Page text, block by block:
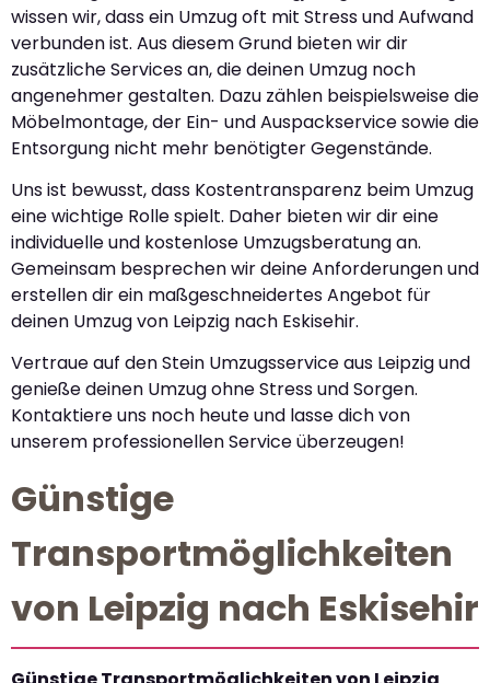
wissen wir, dass ein Umzug oft mit Stress und Aufwand
verbunden ist. Aus diesem Grund bieten wir dir
zusätzliche Services an, die deinen Umzug noch
angenehmer gestalten. Dazu zählen beispielsweise die
Möbelmontage, der Ein- und Auspackservice sowie die
Entsorgung nicht mehr benötigter Gegenstände.
Uns ist bewusst, dass Kostentransparenz beim Umzug
eine wichtige Rolle spielt. Daher bieten wir dir eine
individuelle und kostenlose Umzugsberatung an.
Gemeinsam besprechen wir deine Anforderungen und
erstellen dir ein maßgeschneidertes Angebot für
deinen Umzug von Leipzig nach Eskisehir.
Vertraue auf den Stein Umzugsservice aus Leipzig und
genieße deinen Umzug ohne Stress und Sorgen.
Kontaktiere uns noch heute und lasse dich von
unserem professionellen Service überzeugen!
Günstige
Transportmöglichkeiten
von Leipzig nach Eskisehir